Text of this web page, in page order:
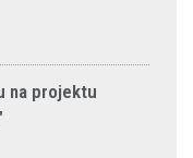
na projektu